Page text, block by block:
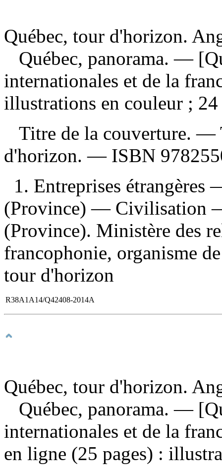
Québec, tour d'horizon.
Québec, panorama. —
internationales et de la
illustrations en couleur ;
Titre de la couverture. —
d'horizon. — ISBN
1. Entreprises étrangères
(Province) — Civilisation
(Province). Ministère des
francophonie, organisme
tour d'horizon
R38A1A14/Q42408-2014A
Québec, tour d'horizon.
Québec, panorama. —
internationales et de la
en ligne (25 pages) :